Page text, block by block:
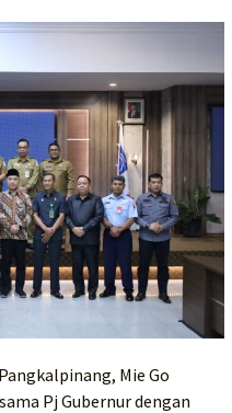
Mie Go
Pj Gubernur dengan